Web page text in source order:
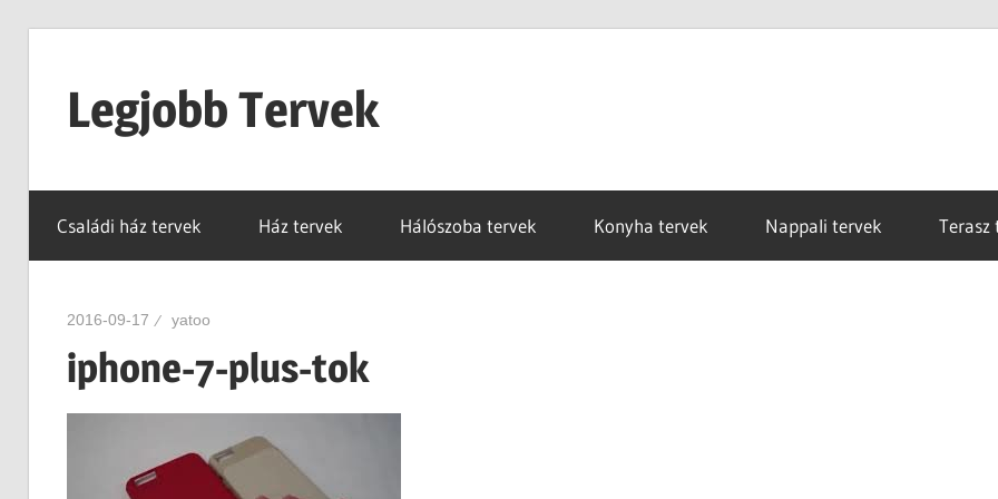
Legjobb Tervek
mindig
van
egy
tervünk…!
Családi ház tervek Ház tervek Hálószoba tervek Konyha tervek Nappali tervek Terasz
2016-09-17 yatoo
iphone-7-plus-tok